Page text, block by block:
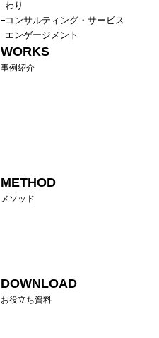
わり
コンサルティング・サービス
エンゲージメント
WORKS
事例紹介
METHOD
メソッド
DOWNLOAD
お役立ち資料